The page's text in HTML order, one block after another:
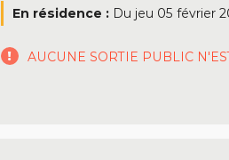
En résidence : Du jeu 05 février
AUCUNE SORTIE PUBLIC